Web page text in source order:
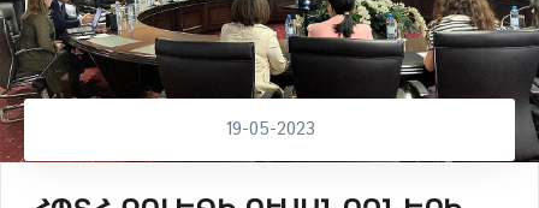
19-05-2023